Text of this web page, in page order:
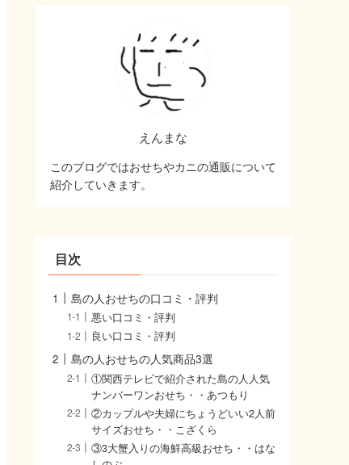
えんまな
このブログではおせちやカニの通販について
紹介していきます。
目次
島の人おせちの口コミ・評判
悪い口コミ・評判
良い口コミ・評判
島の人おせちの人気商品3選
①関西テレビで紹介された島の人人気
ナンバーワンおせち・・あつもり
②カップルや夫婦にちょうどいい2人前
サイズおせち・・こざくら
③3大蟹入りの海鮮高級おせち・・はな